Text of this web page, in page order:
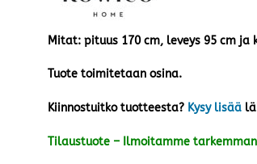
Mitat: pituus 170 cm, leveys 95 cm ja
Tuote toimitetaan osina.
Kiinnostuitko tuotteesta? Kysy lisää
Tilaustuote – Ilmoitamme